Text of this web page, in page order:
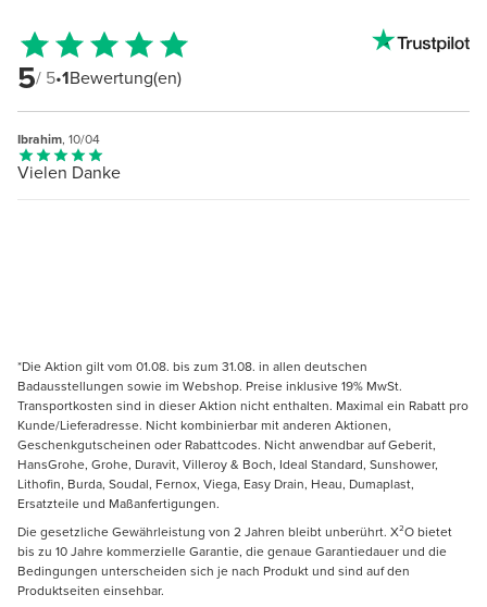
5/ 5•1Bewertung(en)
Ibrahim, 10/04
Vielen Danke
*Die Aktion gilt vom 01.08. bis zum 31.08. in allen deutschen
Badausstellungen sowie im Webshop. Preise inklusive 19% MwSt.
Transportkosten sind in dieser Aktion nicht enthalten. Maximal ein Rabatt pro
Kunde/Lieferadresse. Nicht kombinierbar mit anderen Aktionen,
Geschenkgutscheinen oder Rabattcodes. Nicht anwendbar auf Geberit,
HansGrohe, Grohe, Duravit, Villeroy & Boch, Ideal Standard, Sunshower,
Lithofin, Burda, Soudal, Fernox, Viega, Easy Drain, Heau, Dumaplast,
Ersatzteile und Maßanfertigungen.
Die gesetzliche Gewährleistung von 2 Jahren bleibt unberührt. X²O bietet
bis zu 10 Jahre kommerzielle Garantie, die genaue Garantiedauer und die
Bedingungen unterscheiden sich je nach Produkt und sind auf den
Produktseiten einsehbar.